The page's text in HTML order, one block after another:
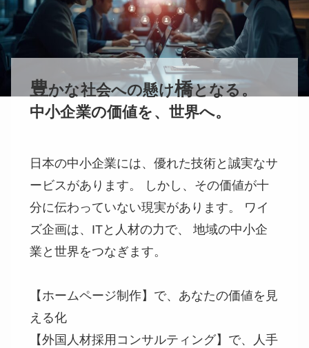
豊かな社会への懸け橋となる。
中小企業の価値を、世界へ。
日本の中小企業には、優れた技術と誠実なサ
ービスがあります。 しかし、その価値が十
分に伝わっていない現実があります。 ワイ
ズ企画は、ITと人材の力で、 地域の中小企
業と世界をつなぎます。
【ホームページ制作】で、あなたの価値を見
える化
【外国人材採用コンサルティング】で、人手